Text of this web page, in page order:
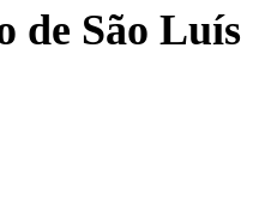
de São Luís